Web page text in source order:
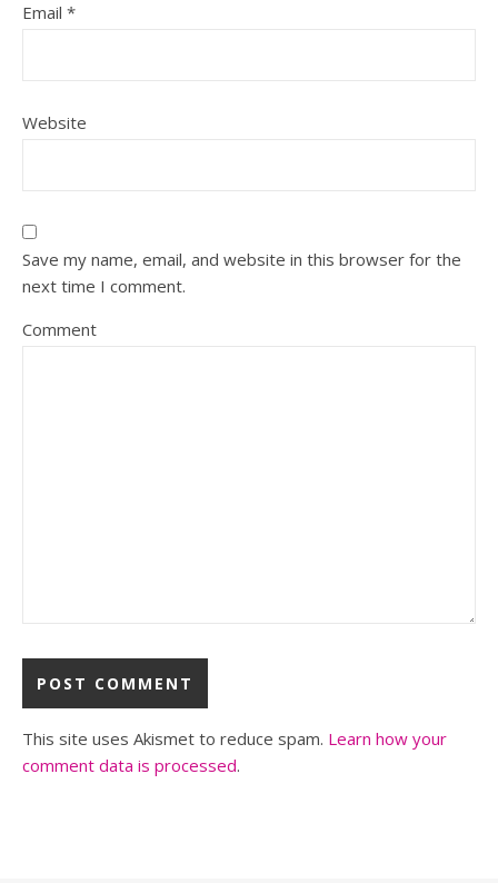
Email *
Website
Save my name, email, and website in this browser for the
next time I comment.
Comment
This site uses Akismet to reduce spam. Learn how your
comment data is processed.